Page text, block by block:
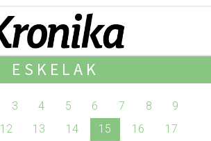
ESKELAK
3 4 5 6 7 8
9
12 13 14 15 16
17